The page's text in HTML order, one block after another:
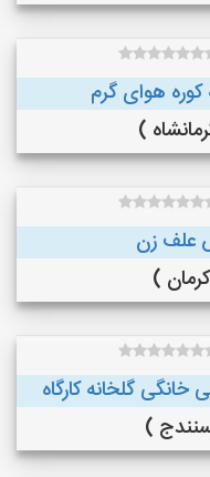
کوره هوای گرم
علف زن
گلخانه کارگاه